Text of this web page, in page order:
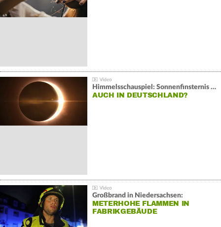
Himmelsschauspiel: Sonnenfinsternis über Spanien
AUCH IN DEUTSCHLAND?
Großbrand in Niedersachsen:
METERHOHE FLAMMEN IN
FABRIKGEBÄUDE